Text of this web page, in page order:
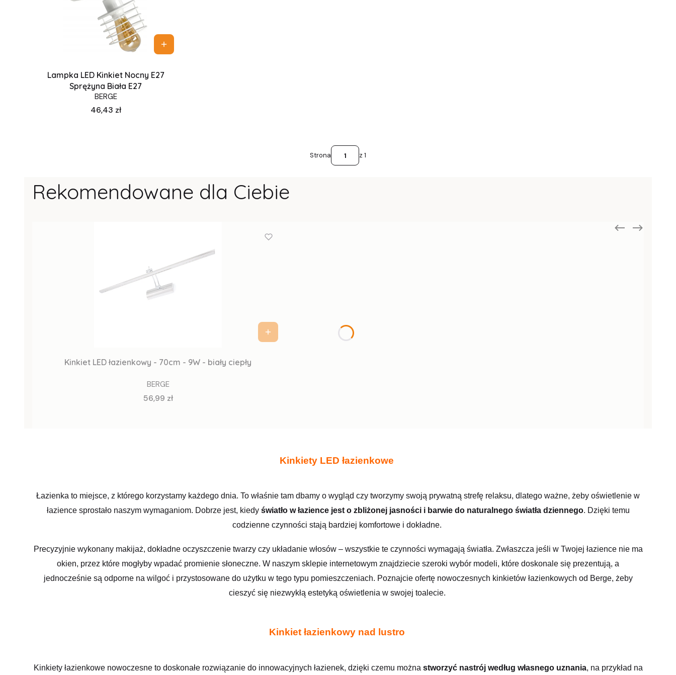
Lampka LED Kinkiet Nocny E27
Sprężyna Biała E27
BERGE
Cena
46,43 zł
Strona z 1
Rekomendowane dla Ciebie
Kinkiet LED łazienkowy - 70cm - 9W - biały ciepły
BERGE
Cena
56,99 zł
Kinkiety LED łazienkowe
Łazienka to miejsce, z którego korzystamy każdego dnia. To właśnie tam dbamy o wygląd czy tworzymy swoją prywatną strefę relaksu, dlatego ważne, żeby oświetlenie w
łazience sprostało naszym wymaganiom. Dobrze jest, kiedy światło w łazience jest o zbliżonej jasności i barwie do naturalnego światła dziennego. Dzięki temu
codzienne czynności stają bardziej komfortowe i dokładne.
Precyzyjnie wykonany makijaż, dokładne oczyszczenie twarzy czy układanie włosów – wszystkie te czynności wymagają światła. Zwłaszcza jeśli w Twojej łazience nie ma
okien, przez które mogłyby wpadać promienie słoneczne. W naszym sklepie internetowym znajdziecie szeroki wybór modeli, które doskonale się prezentują, a
jednocześnie są odporne na wilgoć i przystosowane do użytku w tego typu pomieszczeniach. Poznajcie ofertę nowoczesnych kinkietów łazienkowych od Berge, żeby
cieszyć się niezwykłą estetyką oświetlenia w swojej toalecie.
Kinkiet łazienkowy nad lustro
Kinkiety łazienkowe nowoczesne to doskonałe rozwiązanie do innowacyjnych łazienek, dzięki czemu można stworzyć nastrój według własnego uznania, na przykład na